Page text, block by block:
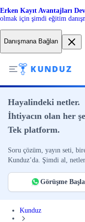
Erken Kayıt Avantajları
olmak için şimdi eğitim
Danışmana Bağlan
Hayalindeki netler.
İhtiyacın olan her
Tek platform.
Soru çözüm, yayın seti,
Kunduz’da. Şimdi al,
Görüşme
Kunduz